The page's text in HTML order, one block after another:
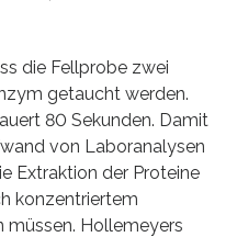
die Fellprobe zwei
getaucht werden.
80 Sekunden. Damit
von Laboranalysen
Extraktion der Proteine
konzentriertem
Hollemeyers